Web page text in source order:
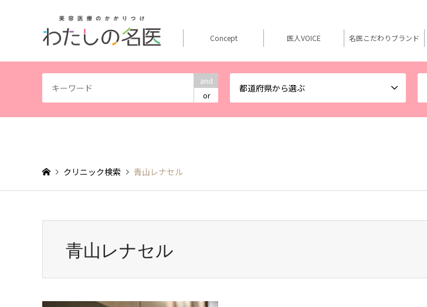
and
or
都道府県から選ぶ
Concept 医人VOICE 名医こだわりブランド
クリニック検索 青山レナセル
青山レナセル